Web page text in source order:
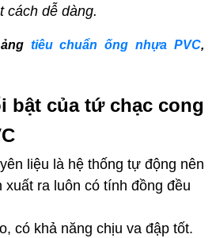
cách dễ dàng.
tiêu chuẩn ống nhựa PVC,
bật của tứ chạc cong
liệu là hệ thống tự động nên
xuất ra luôn có tính đồng đều
có khả năng chịu va đập tốt.